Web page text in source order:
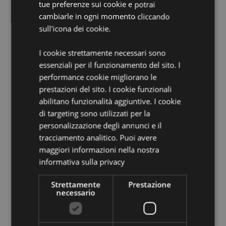
Volume:540ml
Informazioni Aggiuntive:
utilizzando il sito internet di Puckator?Leggi la nostra
guida all'acquisto.
Dettagli del Prodotto
Informazioni
Aggiuntive
Altezza 10.5cm Larghezza 15cm Profondità
5055071770883
24
0.400000
No
No
tue preferenze sui cookie e potrai
cambiarle in ogni momento cliccando
sull'icona dei cookie.
I cookie strettamente necessari sono
essenziali per il funzionamento del sito. I
performance cookie migliorano le
prestazioni del sito. I cookie funzionali
abilitano funzionalità aggiuntive. I cookie
di targeting sono utilizzati per la
personalizzazione degli annunci e il
tracciamento analitico. Puoi avere
maggiori informazioni nella nostra
informativa sulla privacy
Strettamente
necessario
Prestazione